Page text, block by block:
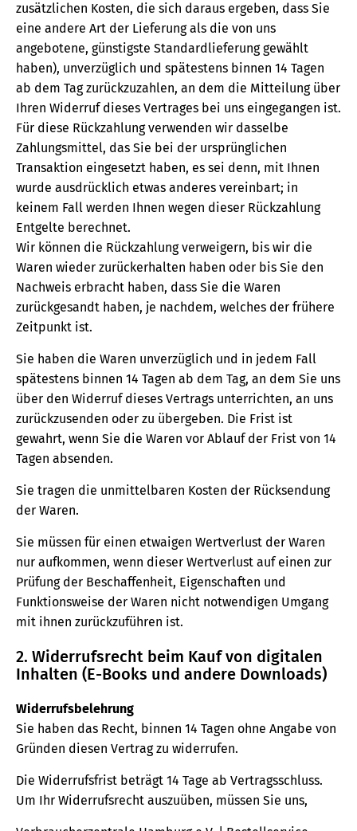
zusätzlichen Kosten, die sich daraus ergeben, dass Sie
eine andere Art der Lieferung als die von uns
angebotene, günstigste Standardlieferung gewählt
haben), unverzüglich und spätestens binnen 14 Tagen
ab dem Tag zurückzuzahlen, an dem die Mitteilung über
Ihren Widerruf dieses Vertrages bei uns eingegangen ist.
Für diese Rückzahlung verwenden wir dasselbe
Zahlungsmittel, das Sie bei der ursprünglichen
Transaktion eingesetzt haben, es sei denn, mit Ihnen
wurde ausdrücklich etwas anderes vereinbart; in
keinem Fall werden Ihnen wegen dieser Rückzahlung
Entgelte berechnet.
Wir können die Rückzahlung verweigern, bis wir die
Waren wieder zurückerhalten haben oder bis Sie den
Nachweis erbracht haben, dass Sie die Waren
zurückgesandt haben, je nachdem, welches der frühere
Zeitpunkt ist.
Sie haben die Waren unverzüglich und in jedem Fall
spätestens binnen 14 Tagen ab dem Tag, an dem Sie uns
über den Widerruf dieses Vertrags unterrichten, an uns
zurückzusenden oder zu übergeben. Die Frist ist
gewahrt, wenn Sie die Waren vor Ablauf der Frist von 14
Tagen absenden.
Sie tragen die unmittelbaren Kosten der Rücksendung
der Waren.
Sie müssen für einen etwaigen Wertverlust der Waren
nur aufkommen, wenn dieser Wertverlust auf einen zur
Prüfung der Beschaffenheit, Eigenschaften und
Funktionsweise der Waren nicht notwendigen Umgang
mit ihnen zurückzuführen ist.
2. Widerrufsrecht beim Kauf von digitalen
Inhalten (E-Books und andere Downloads)
Widerrufsbelehrung
Sie haben das Recht, binnen 14 Tagen ohne Angabe von
Gründen diesen Vertrag zu widerrufen.
Die Widerrufsfrist beträgt 14 Tage ab Vertragsschluss.
Um Ihr Widerrufsrecht auszuüben, müssen Sie uns,